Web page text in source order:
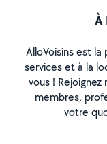
À
AlloVoisins est
services et à la
vous !
membres,
votre